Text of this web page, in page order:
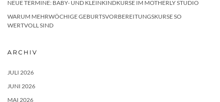
NEUE TERMINE: BABY- UND KLEINKINDKURSE IM MOTHERLY STUDIO
WARUM MEHRWÖCHIGE GEBURTSVORBEREITUNGSKURSE SO
WERTVOLL SIND
ARCHIV
JULI 2026
JUNI 2026
MAI 2026